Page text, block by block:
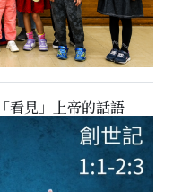
看見」上帝的話語